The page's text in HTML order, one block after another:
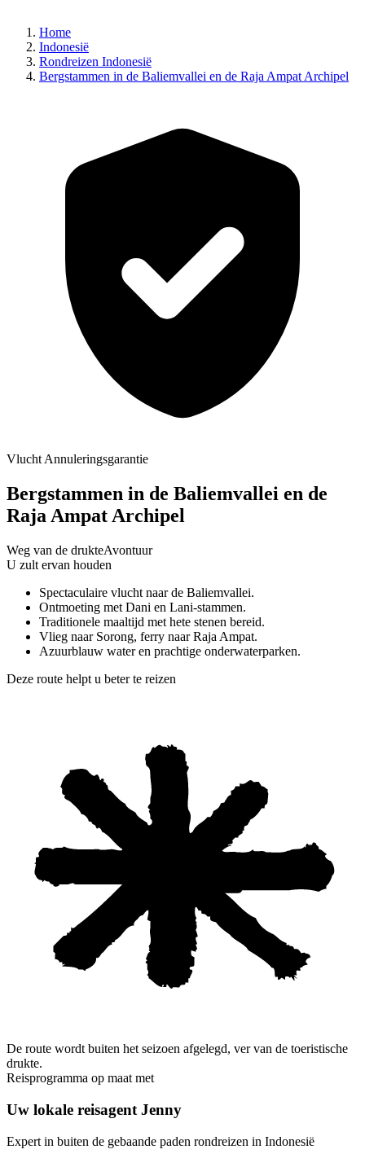
Home
Indonesië
Rondreizen Indonesië
Bergstammen in de Baliemvallei en de Raja Ampat Archipel
Vlucht Annuleringsgarantie
Bergstammen in de Baliemvallei en de
Raja Ampat Archipel
Weg van de drukteAvontuur
U zult ervan houden
Spectaculaire vlucht naar de Baliemvallei.
Ontmoeting met Dani en Lani-stammen.
Traditionele maaltijd met hete stenen bereid.
Vlieg naar Sorong, ferry naar Raja Ampat.
Azuurblauw water en prachtige onderwaterparken.
Deze route helpt u beter te reizen
De route wordt buiten het seizoen afgelegd, ver van de toeristische
drukte.
Reisprogramma op maat met
Uw lokale reisagent Jenny
Expert in buiten de gebaande paden rondreizen in Indonesië